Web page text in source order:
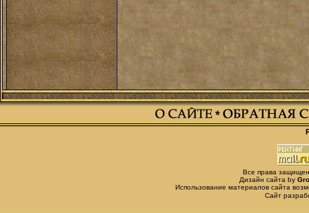
Все права
Дизайн сайта by
Использование материалов сайта
Сайт